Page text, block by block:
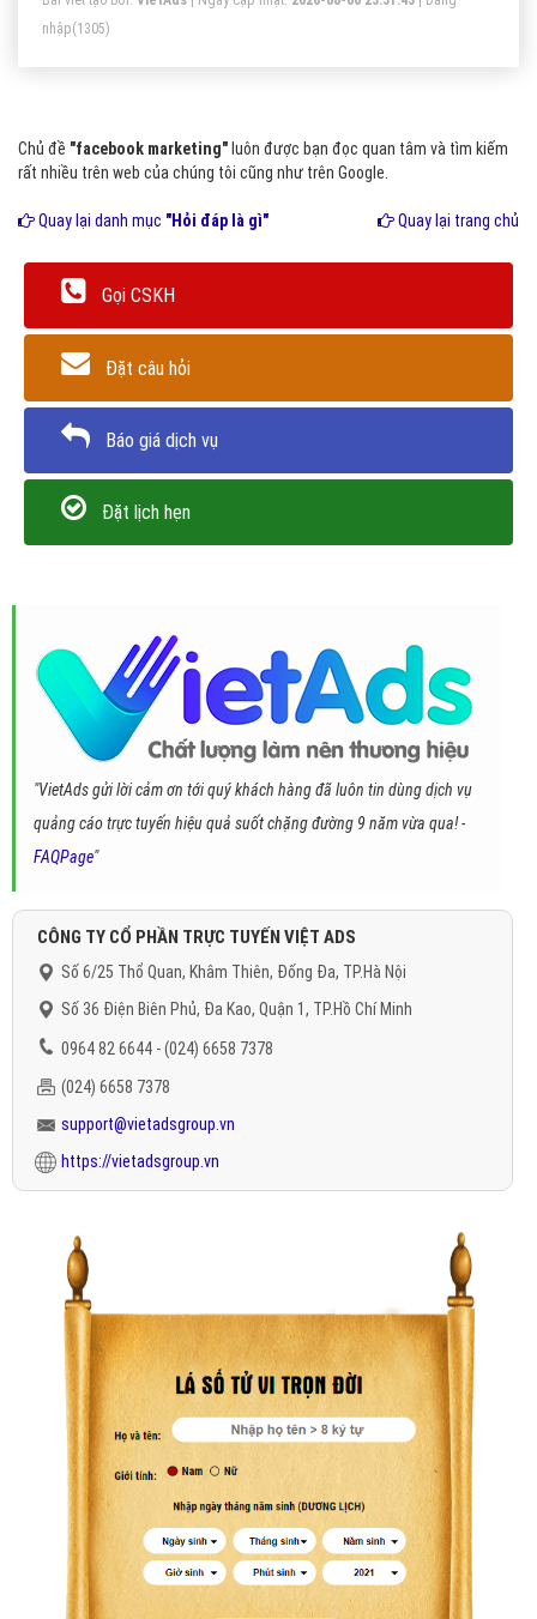
nhập(1305)
Chủ đề "facebook marketing" luôn được bạn đọc quan tâm và tìm kiếm
rất nhiều trên web của chúng tôi cũng như trên Google.
Quay lại danh mục "Hỏi đáp là gì" Quay lại trang chủ
Gọi CSKH
Đặt câu hỏi
Báo giá dịch vụ
Đặt lịch hẹn
"VietAds gửi lời cảm ơn tới quý khách hàng đã luôn tin dùng dịch vụ
quảng cáo trực tuyến hiệu quả suốt chặng đường 9 năm vừa qua! -
FAQPage"
CÔNG TY CỔ PHẦN TRỰC TUYẾN VIỆT ADS
Số 6/25 Thổ Quan, Khâm Thiên, Đống Đa, TP.Hà Nội
Số 36 Điện Biên Phủ, Đa Kao, Quận 1, TP.Hồ Chí Minh
0964 82 6644 - (024) 6658 7378
(024) 6658 7378
support@vietadsgroup.vn
https://vietadsgroup.vn